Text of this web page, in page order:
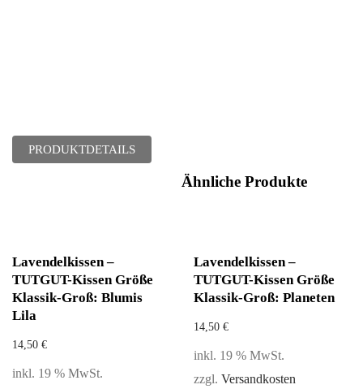
PRODUKTDETAILS
Ähnliche Produkte
Lavendelkissen –
TUTGUT-Kissen Größe
Klassik-Groß: Blumis
Lila
14,50 €
inkl. 19 % MwSt.
Lavendelkissen –
TUTGUT-Kissen Größe
Klassik-Groß: Planeten
14,50 €
inkl. 19 % MwSt.
zzgl. Versandkosten